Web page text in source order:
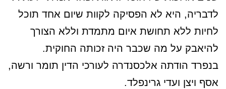
לדבריה, היא לא הפסיקה לקוות שיום אחד תוכל
לחיות ללא תחושת איום מתמדת וללא הצורך
להיאבק על מה שכבר היה זכותה החוקית.
בנפרד הודתה אלכסנדרה לעורכי הדין תומר ורשה,
אסף ויצן ועדי גרינפלד.